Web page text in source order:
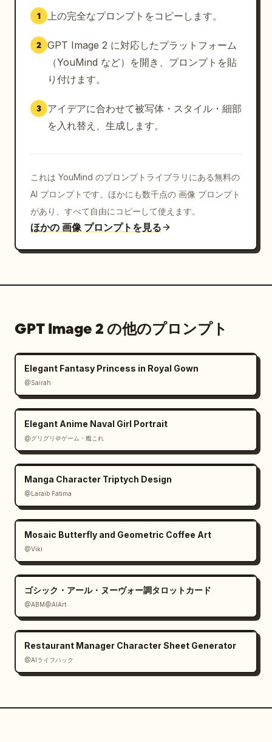
1 上の完全なプロンプトをコピーします。
2 GPT Image 2 に対応したプラットフォーム
（YouMind など）を開き、プロンプトを貼
り付けます。
3
アイデアに合わせて被写体・スタイル・細部
を入れ替え、生成します。
これは YouMind のプロンプトライブラリにある無料の
AI プロンプトです。ほかにも数千点の 画像 プロンプト
があり、すべて自由にコピーして使えます。
ほかの 画像 プロンプトを見る
GPT Image 2 の他のプロンプト
Elegant Fantasy Princess in Royal Gown
@Sairah
Elegant Anime Naval Girl Portrait
@グリグリ＠ゲーム・艦これ
Manga Character Triptych Design
@Laraib Fatima‎
Mosaic Butterfly and Geometric Coffee Art
@Viki
ゴシック・アール・ヌーヴォー調タロットカード
@ABM@AIArt
Restaurant Manager Character Sheet Generator
@AIライフハック